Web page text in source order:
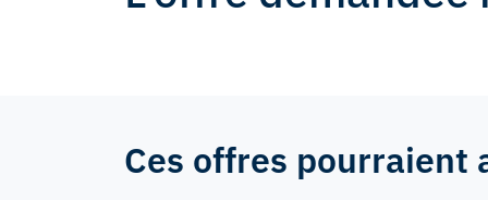
Ces offres pourraient